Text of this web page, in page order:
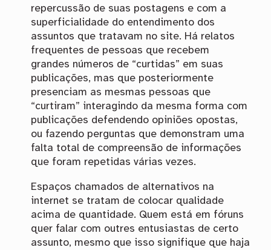
repercussão de suas postagens e com a
superficialidade do entendimento dos
assuntos que tratavam no site. Há relatos
frequentes de pessoas que recebem
grandes números de “curtidas” em suas
publicações, mas que posteriormente
presenciam as mesmas pessoas que
“curtiram” interagindo da mesma forma com
publicações defendendo opiniões opostas,
ou fazendo perguntas que demonstram uma
falta total de compreensão de informações
que foram repetidas várias vezes.
Espaços chamados de alternativos na
internet se tratam de colocar qualidade
acima de quantidade. Quem está em fóruns
quer falar com outres entusiastas de certo
assunto, mesmo que isso signifique que haja